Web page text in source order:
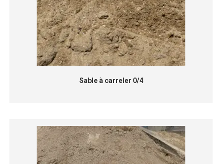
Sable à carreler 0/4